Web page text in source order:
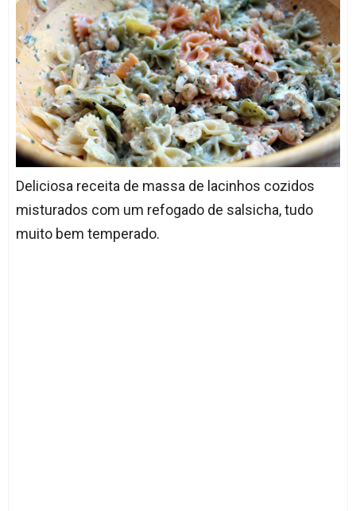
Deliciosa receita de massa de lacinhos cozidos
misturados com um refogado de salsicha, tudo
muito bem temperado.